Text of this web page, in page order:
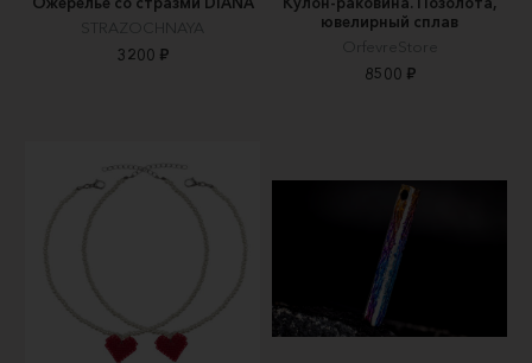
STRAZOCHNAYA
3200 ₽
ювелирный сплав
OrfevreStore
8500 ₽